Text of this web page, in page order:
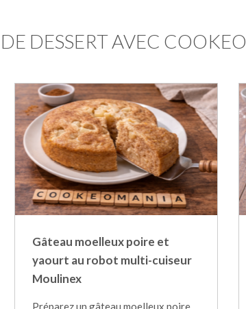
DESSERT AVEC COOKEO
Gâteau moelleux poire et
yaourt au robot multi-cuiseur
Moulinex
Préparez un gâteau moelleux poire